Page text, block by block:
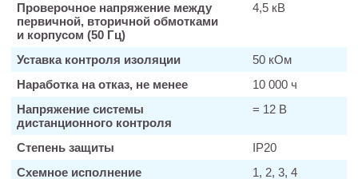
Проверочное напряжение между
первичной, вторичной обмотками
и корпусом (50 Гц)
4,5 кВ
Уставка контроля изоляции
50 кОм
Наработка на отказ, не менее
10 000 ч
Напряжение системы
дистанционного контроля
= 12 В
Степень защиты
IP20
Схемное исполнение
1, 2, 3, 4